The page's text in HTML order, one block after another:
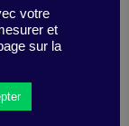
into
votre
et
sur la